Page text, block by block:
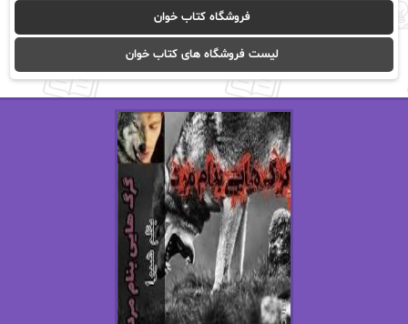
ا_اصغر زاده ا_اصغرزاده
اریک مورگنشترن از نیلوفر لاری
استل مسکم
اصغر زاده
اکرم محمدی
الف صاد
الکساندر دوما
الناز پاکپور‌
فروشگاه کتاب خوان
لیست فروشگاه های کتاب خوان